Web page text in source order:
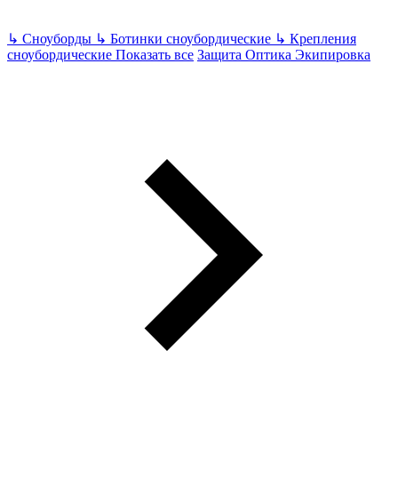
↳ Сноуборды ↳ Ботинки сноубордические ↳ Крепления
сноубордические Показать все Защита Оптика Экипировка